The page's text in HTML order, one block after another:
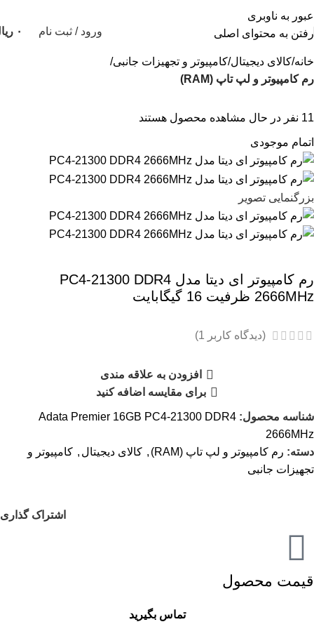
عبور به ناوبری
رفتن به محتوای اصلی
ورود / ثبت نام ۰
خانه کالای دیجیتال کامپیوتر و تجهیزات جانبی
رم کامپیوتر و لپ تاپ (RAM)
11 نفر در حال مشاهده محصول هستند
اتمام موجودی
بزرگنمایی تصویر
رم کامپیوتر ای دیتا مدل PC4-21300 DDR4
2666MHz ظرفیت 16 گیگابایت
(دیدگاه کاربر 1
)
افزودن به علاقه مندی
برای مقایسه اضافه کنید
شناسه محصول: Adata Premier 16GB PC4-21300 DDR4
2666MHz
دسته: رم کامپیوتر و لپ تاپ (RAM) , کالای دیجیتال , کامپیوتر و
تجهیزات جانبی
اشتراک گذاری
قیمت محصول
تماس بگیرید